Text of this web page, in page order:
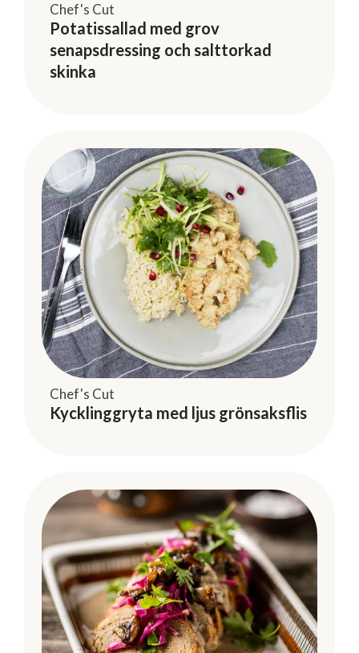
Chef's Cut
Potatissallad med grov
senapsdressing och salttorkad
skinka
Chef's Cut
Kycklinggryta med ljus grönsaksflis